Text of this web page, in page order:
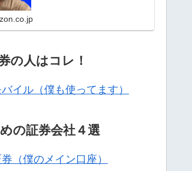
の人はコレ！
イル（僕も使ってます）
の証券会社４選
（僕のメイン口座）